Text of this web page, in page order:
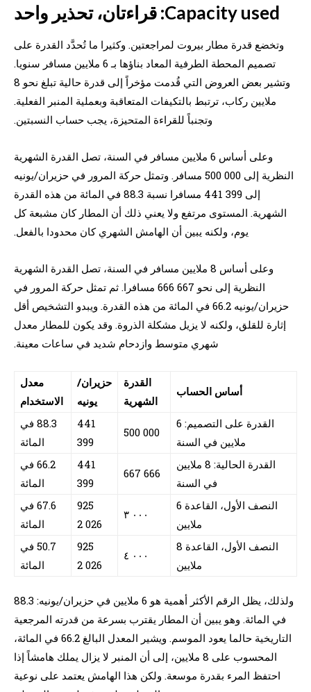
Capacity used: قراءتان، تحذير واحد
وتخضع قدرة مطار بيروت لمراجعتين. وكثيرا ما تُحدَّد القدرة على
تصميم المحطة الطرفية المعاد بناؤها بـ 6 ملايين مسافر سنويا.
وتشير بعض العروض التي قُدمت مؤخراً إلى قدرة حالية تبلغ نحو 8
ملايين ركاب، ترتبط بالتكيفات المتعاقبة وبعملية المنبر الفعلية.
وتجنباً للقراءة المتحيزة، يجب حساب النسبتين.
وعلى أساس 6 ملايين مسافر في السنة، تصل القدرة الشهرية
النظرية إلى 000 500 مسافر. وتمثل حركة المرور في حزيران/يونيه
إلى 399 441 مسافرا نسبة 88.3 في المائة من هذه القدرة
الشهرية. المستوى مرتفع ولا يعني ذلك أن المطار كان مشبعة كل
يوم، ولكنه يبين أن الهامش الشهري كان محدودا بالفعل.
وعلى أساس 8 ملايين مسافر في السنة، تصل القدرة الشهرية
النظرية إلى نحو 667 666 مسافرا. ثم تمثل حركة المرور في
حزيران/يونيه 66.2 في المائة من هذه القدرة. ويبدو التشخيص أقل
إثارة للقلق، ولكنه لا يزيل مشكلة الذروة. وقد يكون للمطار معدل
شهري متوسط وازدحام شديد في ساعات معينة.
أساس الحساب
القدرة
الشهرية
حزيران/
يونيه
معدل
الاستخدام
القدرة على التصميم: 6
ملايين في السنة
000 500
441
399
88.3 في
المائة
القدرة الحالية: 8 ملايين
في السنة
666 667
441
399
66.2 في
المائة
النصف الأول، القاعدة 6
ملايين
٠٠٠ ٣
925
026 2
67.6 في
المائة
النصف الأول، القاعدة 8
ملايين
٠٠٠ ٤
925
026 2
50.7 في
المائة
ولذلك، يظل الرقم الأكثر أهمية هو 6 ملايين في حزيران/يونيه: 88.3
في المائة. وهو يبين أن المطار يقترب بسرعة من قدرته المرجعية
التاريخية حالما يعود الموسم. ويشير المعدل البالغ 66.2 في المائة،
المحسوب على 8 ملايين، إلى أن المنبر لا يزال يملك هامشاً إذا
احتفظ المرء بقدرة موسعة. ولكن هذا الهامش يعتمد على نوعية